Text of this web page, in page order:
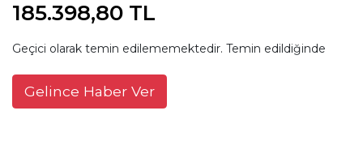
185.398,80 TL
Geçici olarak temin edilememektedir. Temin edildiğinde
Gelince Haber Ver